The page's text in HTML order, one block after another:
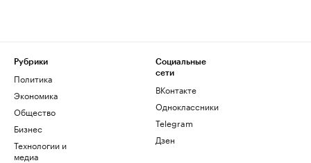
Рубрики
Политика
Экономика
Общество
Бизнес
Технологии и
медиа
Социальные
сети
ВКонтакте
Одноклассники
Telegram
Дзен